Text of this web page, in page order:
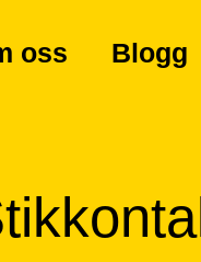
oss Blogg